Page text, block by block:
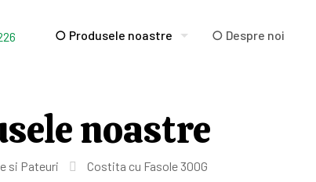
○ Produsele noastre ○ Despre noi
noastre
si Pateuri Costita cu Fasole 300G